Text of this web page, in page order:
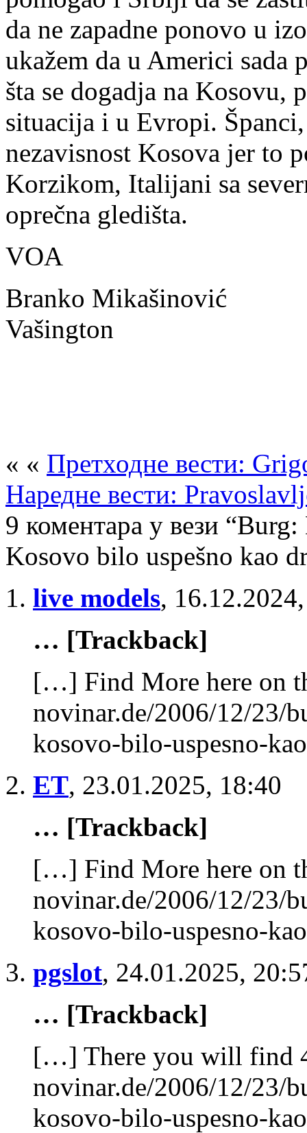
da ne zapadne ponovo u
ukažem da u Americi sada
šta se dogadja na Kosovu,
situacija i u Evropi.
nezavisnost Kosova jer to
Korzikom, Italijani sa
oprečna gledišta.
VOA
Branko Mikašinović
Vašington
« « Претходне вести:
Наредне вести:
9 коментара у вези
Kosovo bilo uspešno kao
live models,
… [Trackback]
[…] Find More here on
novinar.de/2006/12/23/
kosovo-bilo-uspesno-
ET, 23.01.2025, 18:40
… [Trackback]
[…] Find More here on
novinar.de/2006/12/23/
kosovo-bilo-uspesno-
pgslot, 24.01.2025,
… [Trackback]
[…] There you will find
novinar.de/2006/12/23/
kosovo-bilo-uspesno-